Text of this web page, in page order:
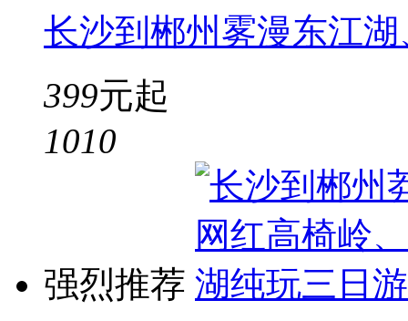
长沙到郴州雾漫东江
399元起
1010
强烈推荐